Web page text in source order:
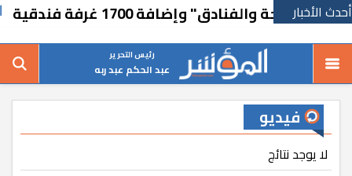
أحدث الأخباروالفنادق" وإضافة 1700 غرفة فندقية
رئيس التحرير
عبد الحكم عبد ربه
فيديو
لا يوجد نتائج